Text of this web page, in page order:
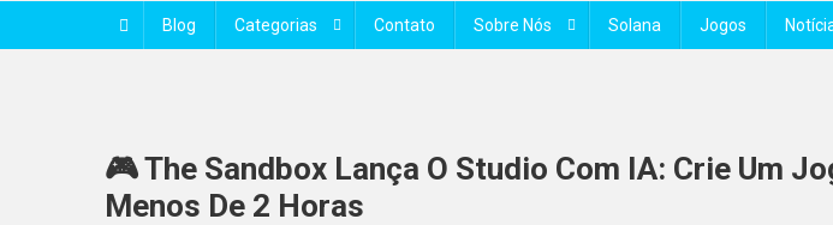
Blog Categorias Contato Sobre Nós Solana Jogos
🎮 The Sandbox Lança O Studio Com IA: Crie Um
Menos De 2 Horas